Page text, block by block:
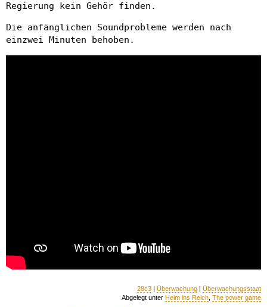
Regierung kein Gehör finden.
Die anfänglichen Soundprobleme werden nach
einzwei Minuten behoben.
28c3 | Überwachung | Überwachungsstaat
Abgelegt unter Heim ins Reich The power game